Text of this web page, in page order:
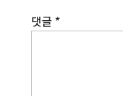
댓글 *